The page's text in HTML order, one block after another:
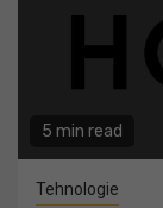
5 min read
Tehnologie